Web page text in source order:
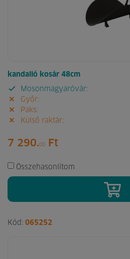
kandalló kosár 48cm
Mosonmagyaróvár:
Győr:
Paks:
Külső raktár:
7 290.00 Ft
Összehasonlítom
Kód: 065252